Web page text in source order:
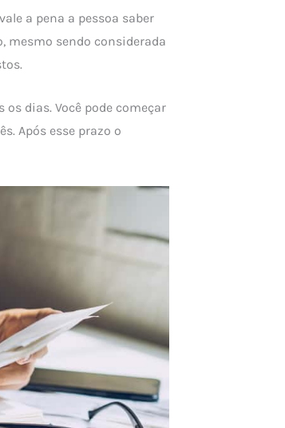
a pena a pessoa saber
mesmo sendo considerada
dias. Você pode começar
Após esse prazo o